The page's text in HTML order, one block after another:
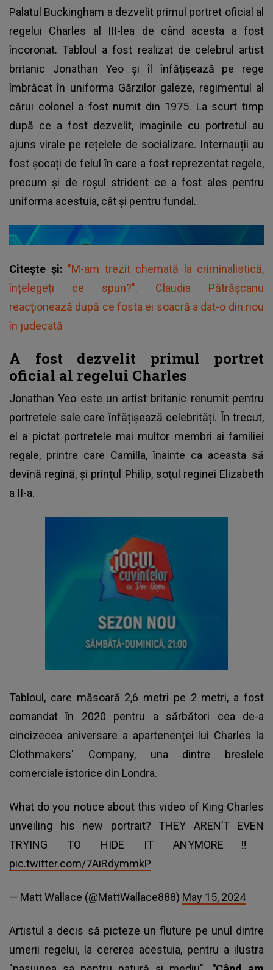
Palatul Buckingham a dezvelit primul portret oficial al
regelui Charles al III-lea de când acesta a fost
încoronat. Tabloul a fost realizat de celebrul artist
britanic Jonathan Yeo și îl înfăţişează pe rege
îmbrăcat în uniforma Gărzilor galeze, regimentul al
cărui colonel a fost numit din 1975. La scurt timp
după ce a fost dezvelit, imaginile cu portretul au
ajuns virale pe rețelele de socializare. Internauții au
fost șocați de felul în care a fost reprezentat regele,
precum și de roșul strident ce a fost ales pentru
uniforma acestuia, cât și pentru fundal.
Citește și: "M-am trezit chemată la criminalistică,
înțelegeți ce spun?". Claudia Pătrășcanu
reacționează după ce fosta ei soacră a dat-o din nou
în judecată
A fost dezvelit primul portret
oficial al regelui Charles
Jonathan Yeo este un artist britanic renumit pentru
portretele sale care înfățișează celebrități. În trecut,
el a pictat portretele mai multor membri ai familiei
regale, printre care Camilla, înainte ca aceasta să
devină regină, şi prinţul Philip, soţul reginei Elizabeth
a II-a.
Tabloul, care măsoară 2,6 metri pe 2 metri, a fost
comandat în 2020 pentru a sărbători cea de-a
cincizecea aniversare a apartenenţei lui Charles la
Clothmakers' Company, una dintre breslele
comerciale istorice din Londra.
What do you notice about this video of King Charles
unveiling his new portrait? THEY AREN’T EVEN
TRYING TO HIDE IT ANYMORE‼️
pic.twitter.com/7AiRdymmkP
— Matt Wallace (@MattWallace888) May 15, 2024
Artistul a decis să picteze un fluture pe unul dintre
umerii regelui, la cererea acestuia, pentru a ilustra